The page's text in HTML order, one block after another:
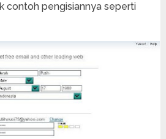
contoh pengisiannya seperti